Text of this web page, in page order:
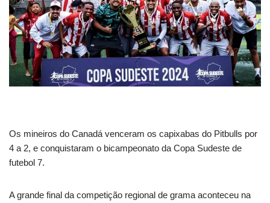
Os mineiros do Canadá venceram os capixabas do Pitbulls por
4 a 2, e conquistaram o bicampeonato da Copa Sudeste de
futebol 7.
A grande final da competição regional de grama aconteceu na